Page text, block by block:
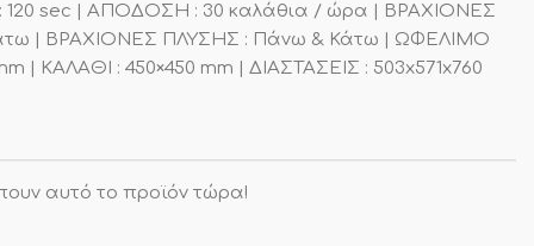
120 sec | ΑΠΟΔΟΣΗ : 30 καλάθια / ώρα | ΒΡΑΧΙΟΝΕΣ
| ΒΡΑΧΙΟΝΕΣ ΠΛΥΣΗΣ : Πάνω & Κάτω | ΩΦΕΛΙΜΟ
ΚΑΛΑΘΙ : 450×450 mm | ΔΙΑΣΤΑΣΕΙΣ : 503x571x760
αυτό το προϊόν τώρα!